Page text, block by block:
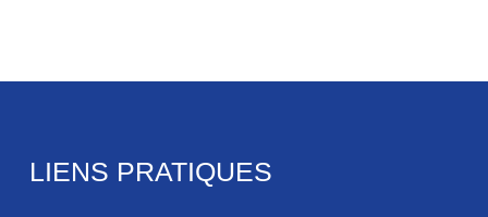
LIENS PRATIQUES